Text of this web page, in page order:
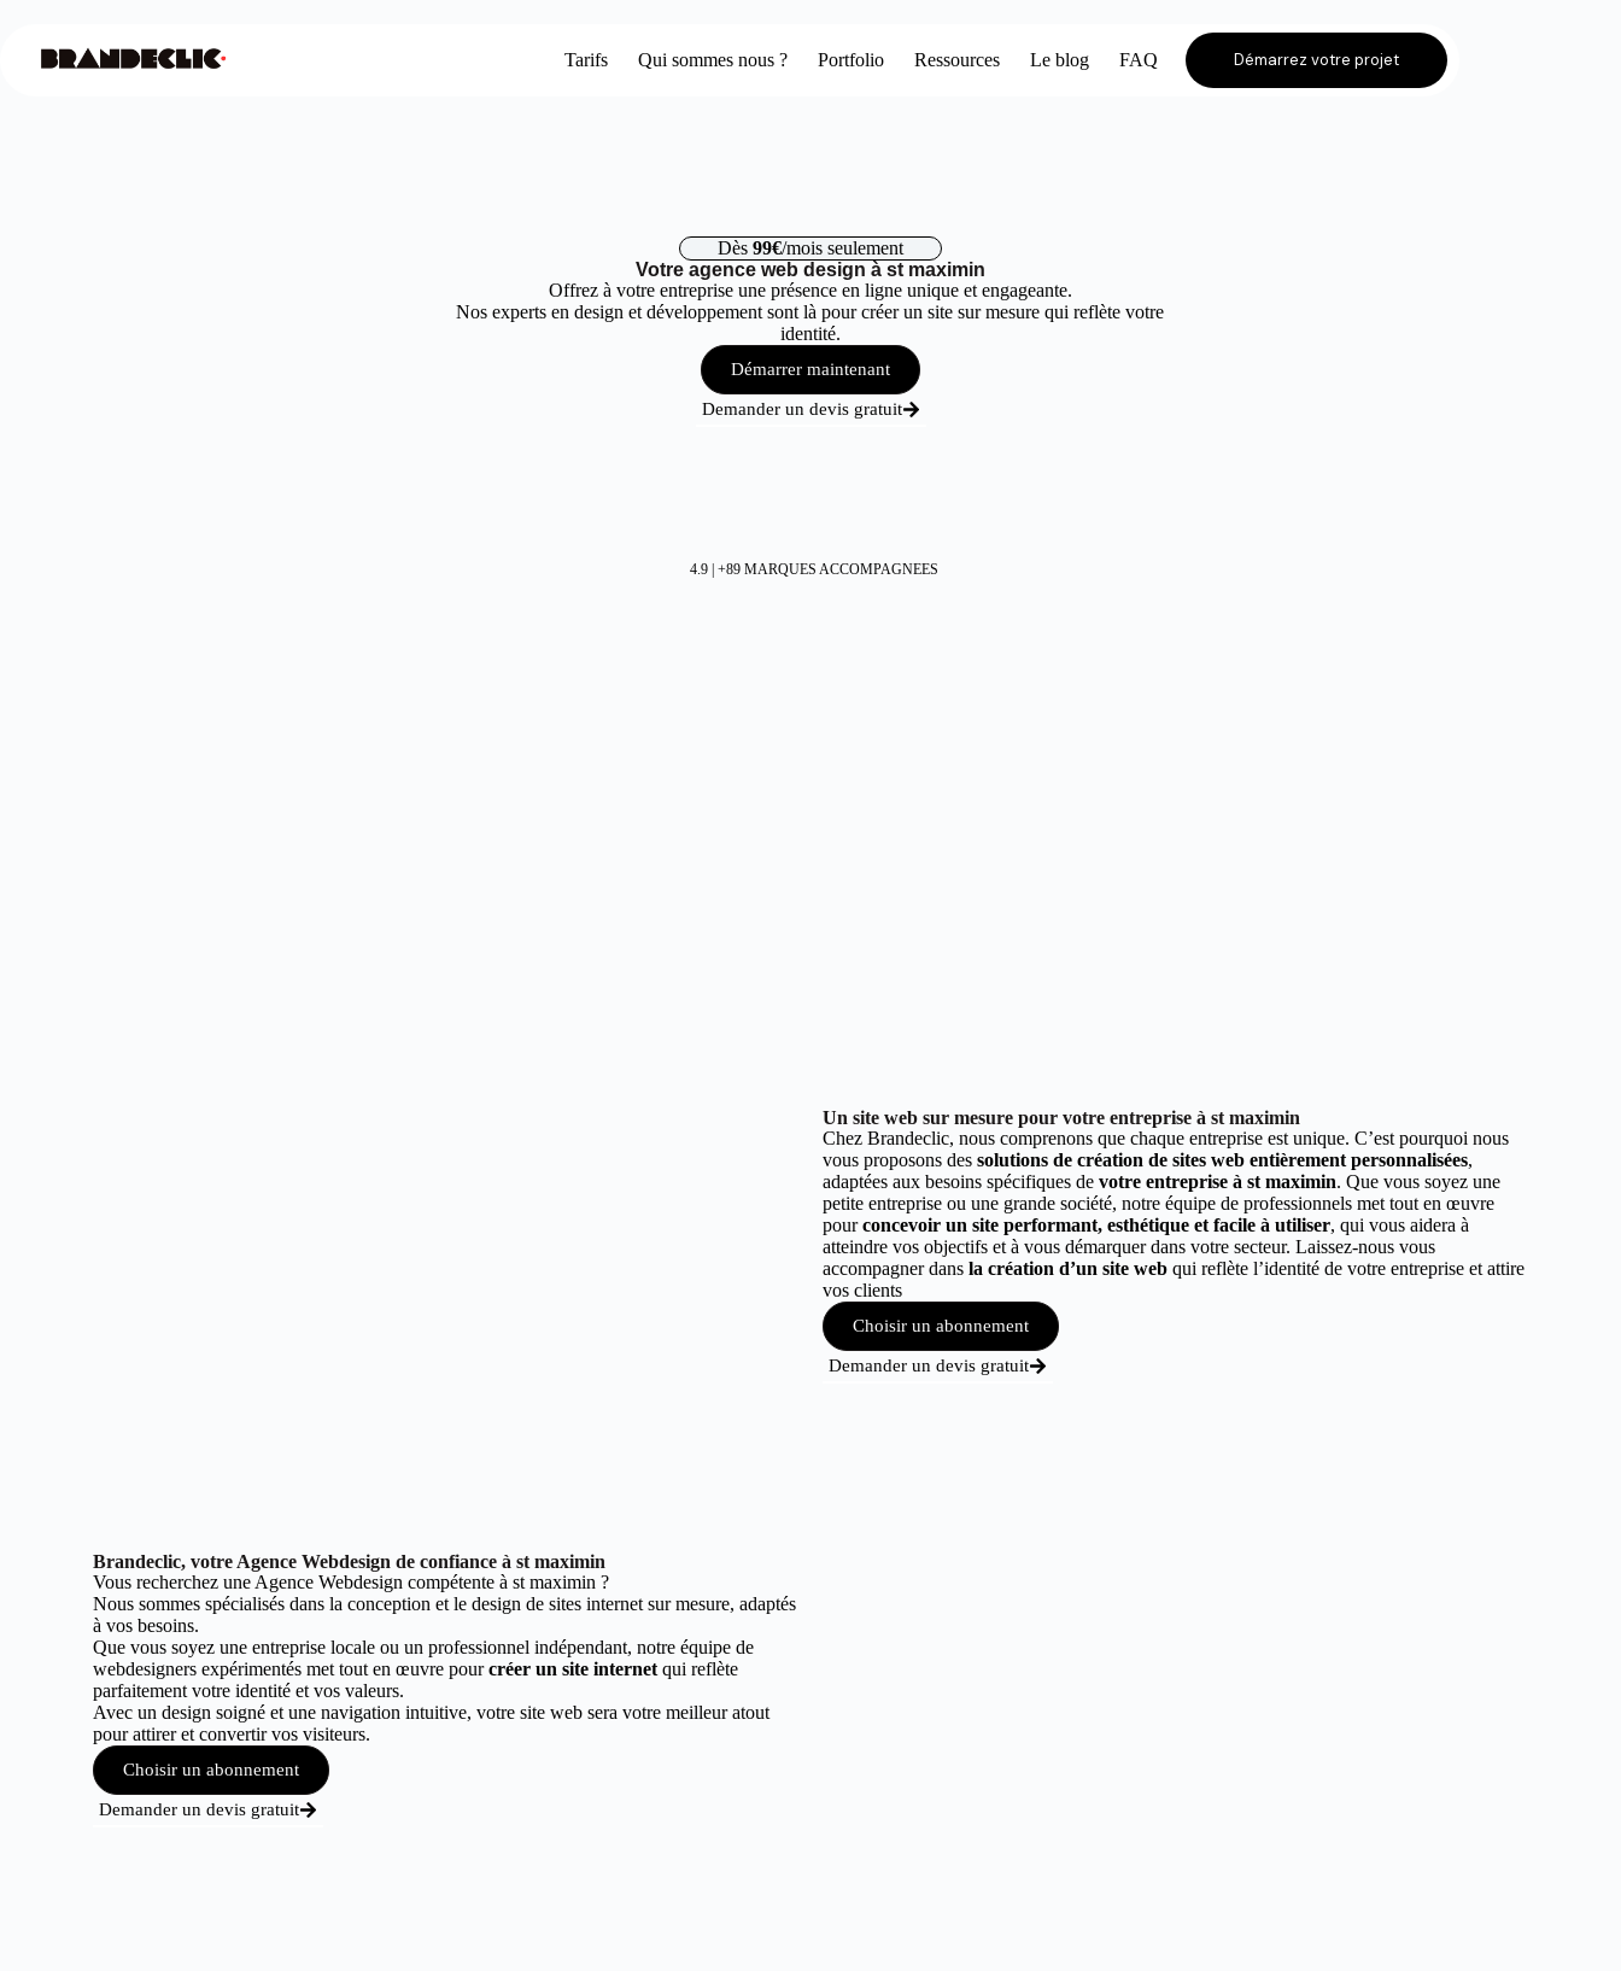
Tarifs Qui sommes nous ? Portfolio Ressources Le blog FAQ Démarrez votre projet
Dès 99€/mois seulement
Votre agence web design à st maximin
Offrez à votre entreprise une présence en ligne unique et engageante.
Nos experts en design et développement sont là pour créer un site sur mesure qui reflète votre
identité.
Démarrer maintenant
Demander un devis gratuit
4.9 | +89 MARQUES ACCOMPAGNEES
Un site web sur mesure pour votre entreprise à st maximin
Chez Brandeclic, nous comprenons que chaque entreprise est unique. C’est pourquoi nous
vous proposons des solutions de création de sites web entièrement personnalisées,
adaptées aux besoins spécifiques de votre entreprise à st maximin. Que vous soyez une
petite entreprise ou une grande société, notre équipe de professionnels met tout en œuvre
pourconcevoir un site performant, esthétique et facile à utiliser, qui vous aidera à
atteindre vos objectifs et à vous démarquer dans votre secteur. Laissez-nous vous
accompagner dans la création d’un site web qui reflète l’identité de votre entreprise et attire
vos clients
Choisir un abonnement
Demander un devis gratuit
Brandeclic, votre Agence Webdesign de confiance à st maximin
Vous recherchez une Agence Webdesign compétente à st maximin ?
Nous sommes spécialisés dans la conception et le design de sites internet sur mesure, adaptés
à vos besoins.
Que vous soyez une entreprise locale ou un professionnel indépendant, notre équipe de
webdesigners expérimentés met tout en œuvre pourcréer un site internetqui reflète
parfaitement votre identité et vos valeurs.
Avec un design soigné et une navigation intuitive, votre site web sera votre meilleur atout
pour attirer et convertir vos visiteurs.
Choisir un abonnement
Demander un devis gratuit